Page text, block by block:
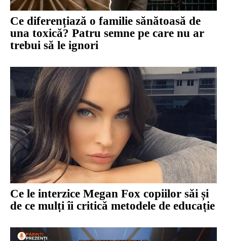
Ce diferențiază o familie sănătoasă de
una toxică? Patru semne pe care nu ar
trebui să le ignori
Ce le interzice Megan Fox copiilor săi și
de ce mulți îi critică metodele de educație